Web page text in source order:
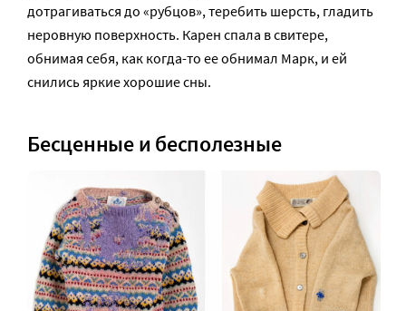
дотрагиваться до «рубцов», теребить шерсть, гладить
неровную поверхность. Карен спала в свитере,
обнимая себя, как когда-то ее обнимал Марк, и ей
снились яркие хорошие сны.
Бесценные и бесполезные